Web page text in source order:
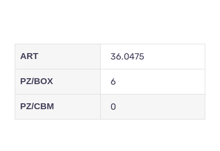
ART 36.0475
PZ/BOX 6
PZ/CBM 0